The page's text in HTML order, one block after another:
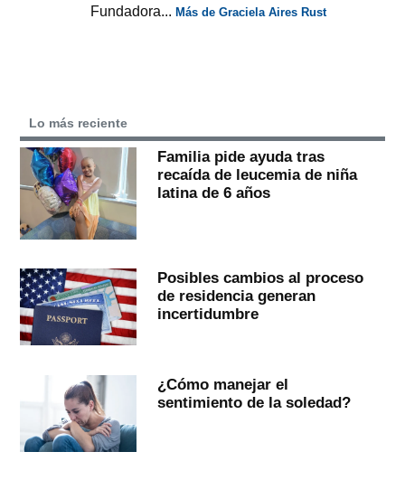
Fundadora...Más de Graciela Aires Rust
Lo más reciente
Familia pide ayuda tras
recaída de leucemia de niña
latina de 6 años
Posibles cambios al proceso
de residencia generan
incertidumbre
¿Cómo manejar el
sentimiento de la soledad?